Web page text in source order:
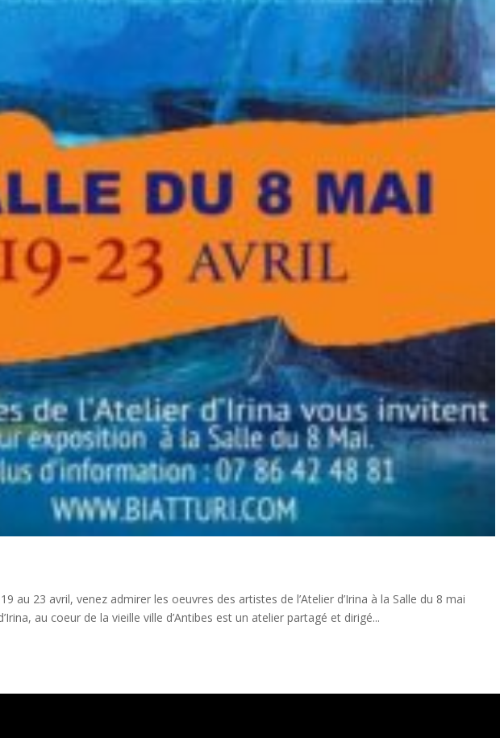
19 au 23 avril, venez admirer les oeuvres des artistes de l’Atelier d’Irina à la Salle du 8 mai
au coeur de la vieille ville d’Antibes est un atelier partagé et dirigé...